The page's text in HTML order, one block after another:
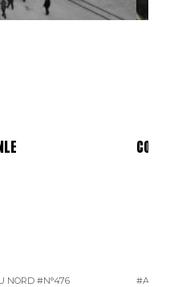
NORD #N°476 #ACTU